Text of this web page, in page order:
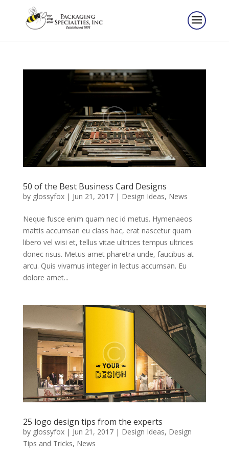
50 of the Best Business Card Designs
by glossyfox| Jun 21, 2017| Design Ideas, News
Neque fusce enim quam nec id metus. Hymenaeos
mattis accumsan eu class hac, erat nascetur quam
libero vel wisi et, tellus vitae ultrices tempus ultrices
donec risus. Metus amet pharetra unde, faucibus at
arcu. Quis vivamus integer in lectus accumsan. Eu
dolore amet...
25 logo design tips from the experts
by glossyfox| Jun 21, 2017| Design Ideas, Design
Tips and Tricks, News